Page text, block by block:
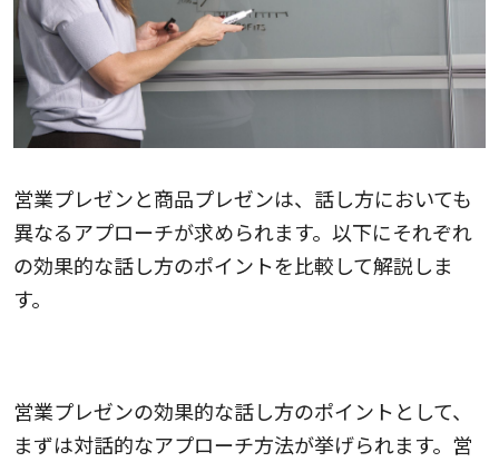
営業プレゼンと商品プレゼンは、話し方においても
異なるアプローチが求められます。以下にそれぞれ
の効果的な話し方のポイントを比較して解説しま
す。
営業プレゼンの効果的な話し方のポイントとして、
まずは対話的なアプローチ方法が挙げられます。営